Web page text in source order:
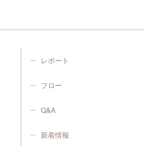
レポート
フロー
Q&A
新着情報